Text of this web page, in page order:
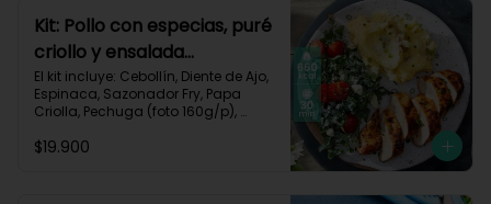
Kit: Pollo con especias, puré
criollo y ensalada
monterey-9
El kit incluye: Cebollín, Diente de Ajo,
Espinaca, Sazonador Fry, Papa
Criolla, Pechuga (foto 160g/p),
Sour Cream, Tomate Tipo Cherry y
$19.900